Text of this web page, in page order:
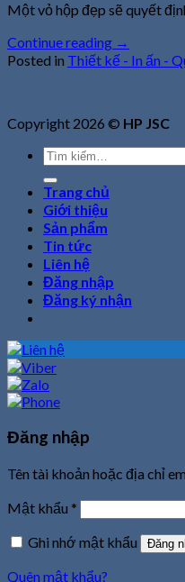
Một vỏ hộp đẹp sẽ quyết
Continue reading →
Posted in Thiết kế - In ấn -
Copyright 2026 © HP JSC
Tìm
kiếm:
Trang chủ
Giới thiệu
Sản phẩm
Tin tức
Liên hệ
Đăng nhập
Đăng ký nhận
Đăng nhập
Tên tài khoản hoặc địa chỉ
Mật khẩu *
Ghi nhớ mật khẩu
Đăng
Quên mật khẩu?